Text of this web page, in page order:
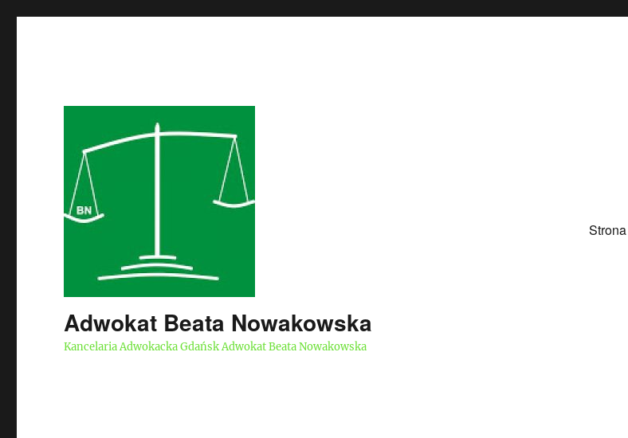
Adwokat Beata Nowakowska
Kancelaria Adwokacka Gdańsk Adwokat Beata Nowakowska